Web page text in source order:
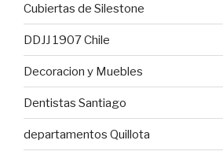
Cubiertas de Silestone
DDJJ 1907 Chile
Decoracion y Muebles
Dentistas Santiago
departamentos Quillota